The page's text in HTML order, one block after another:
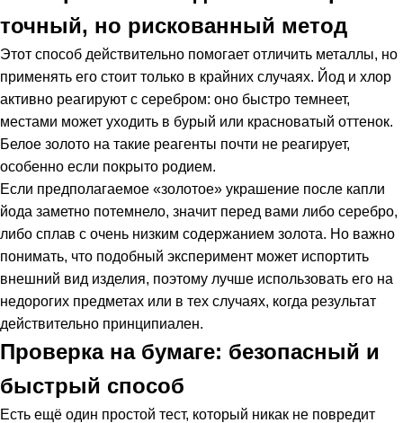
точный, но рискованный метод
Этот способ действительно помогает отличить металлы, но
применять его стоит только в крайних случаях. Йод и хлор
активно реагируют с серебром: оно быстро темнеет,
местами может уходить в бурый или красноватый оттенок.
Белое золото на такие реагенты почти не реагирует,
особенно если покрыто родием.
Если предполагаемое «золотое» украшение после капли
йода заметно потемнело, значит перед вами либо серебро,
либо сплав с очень низким содержанием золота. Но важно
понимать, что подобный эксперимент может испортить
внешний вид изделия, поэтому лучше использовать его на
недорогих предметах или в тех случаях, когда результат
действительно принципиален.
Проверка на бумаге: безопасный и
быстрый способ
Есть ещё один простой тест, который никак не повредит